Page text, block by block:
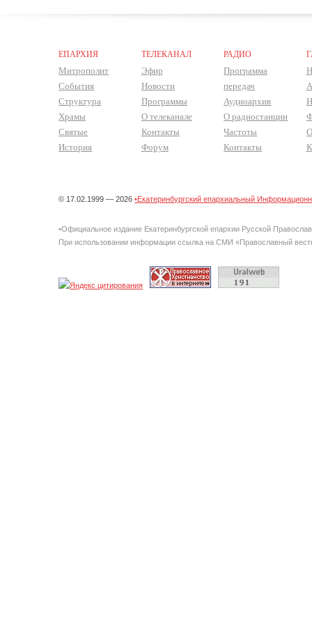
ЕПАРХИЯ
Митрополит
События
Структура
Храмы
Святые
История
ТЕЛЕКАНАЛ
Эфир
Новости
Программы
О телеканале
Контакты
Форум
РАДИО
Программа
передач
Аудиоархив
О радиостанции
Частоты
Контакты
© 17.02.1999 — 2026•Екатеринбургский епархиальный
•Официальное издание Екатеринбургской епархии Русской
При использовании информации ссылка на СМИ «Православный